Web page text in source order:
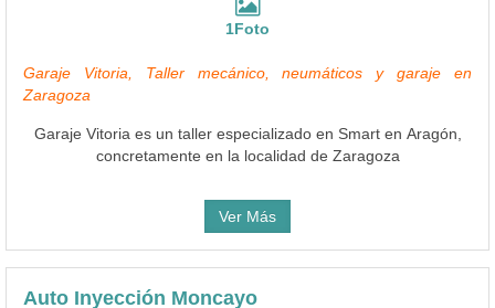
1Foto
Garaje Vitoria, Taller mecánico, neumáticos y garaje en
Zaragoza
Garaje Vitoria es un taller especializado en Smart en Aragón,
concretamente en la localidad de Zaragoza
Ver Más
Auto Inyección Moncayo